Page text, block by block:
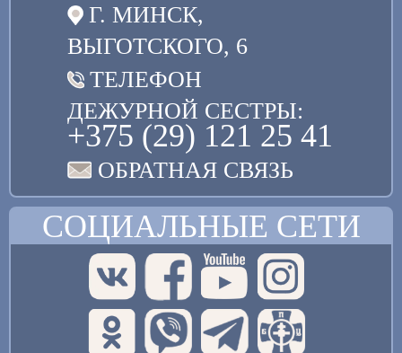
Г. МИНСК,
ВЫГОТСКОГО, 6
ТЕЛЕФОН
ДЕЖУРНОЙ СЕСТРЫ:
+375 (29) 121 25 41
ОБРАТНАЯ СВЯЗЬ
СОЦИАЛЬНЫЕ СЕТИ